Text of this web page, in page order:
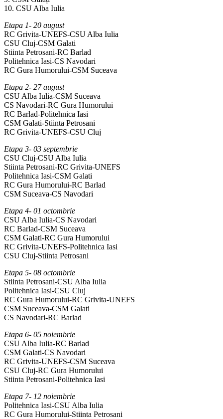
10. CSU Alba Iulia
Etapa 1- 20 august
RC Grivita-UNEFS-CSU Alba Iulia
CSU Cluj-CSM Galati
Stiinta Petrosani-RC Barlad
Politehnica Iasi-CS Navodari
RC Gura Humorului-CSM Suceava
Etapa 2- 27 august
CSU Alba Iulia-CSM Suceava
CS Navodari-RC Gura Humorului
RC Barlad-Politehnica Iasi
CSM Galati-Stiinta Petrosani
RC Grivita-UNEFS-CSU Cluj
Etapa 3- 03 septembrie
CSU Cluj-CSU Alba Iulia
Stiinta Petrosani-RC Grivita-UNEFS
Politehnica Iasi-CSM Galati
RC Gura Humorului-RC Barlad
CSM Suceava-CS Navodari
Etapa 4- 01 octombrie
CSU Alba Iulia-CS Navodari
RC Barlad-CSM Suceava
CSM Galati-RC Gura Humorului
RC Grivita-UNEFS-Politehnica Iasi
CSU Cluj-Stiinta Petrosani
Etapa 5- 08 octombrie
Stiinta Petrosani-CSU Alba Iulia
Politehnica Iasi-CSU Cluj
RC Gura Humorului-RC Grivita-UNEFS
CSM Suceava-CSM Galati
CS Navodari-RC Barlad
Etapa 6- 05 noiembrie
CSU Alba Iulia-RC Barlad
CSM Galati-CS Navodari
RC Grivita-UNEFS-CSM Suceava
CSU Cluj-RC Gura Humorului
Stiinta Petrosani-Politehnica Iasi
Etapa 7- 12 noiembrie
Politehnica Iasi-CSU Alba Iulia
RC Gura Humorului-Stiinta Petrosani